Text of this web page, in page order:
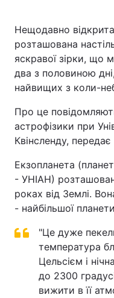
Нещодавно
розташована
яскравої зірки, що
два з половиною
найвищих з коли-
Про це
астрофізики при
Квінсленду, передає
Екзопланета
- УНІАН)
роках від Землі.
- найбільшої
"Це дуже
температура
Цельсієм і
до 2300
вижити в її